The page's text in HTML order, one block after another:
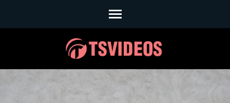
Enter)